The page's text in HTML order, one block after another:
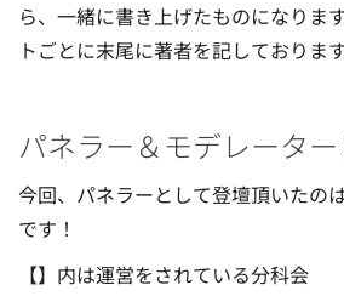
ら、一緒に書き上げたものになりま
トごとに末尾に著者を記しております
パネラー＆モデレータ
今回、パネラーとして登壇頂いたの
です！
【】内は運営をされている分科会